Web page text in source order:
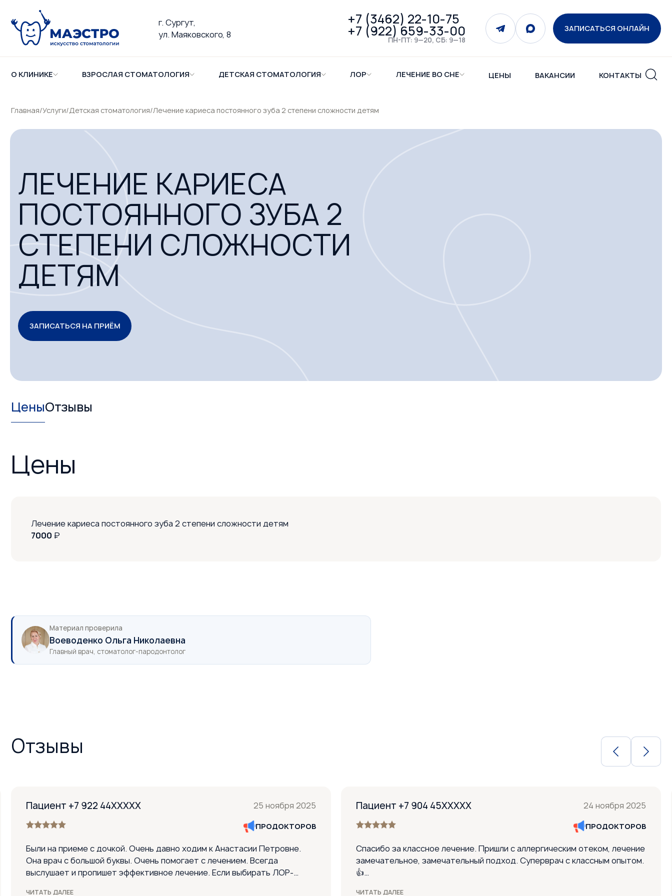
г. Сургут,
ул. Маяковского, 8
+7 (3462) 22-10-75
+7 (922) 659-33-00
ПН-ПТ: 9—20, СБ: 9—18
ЗАПИСАТЬСЯ ОНЛАЙН
О КЛИНИКЕ ВЗРОСЛАЯ СТОМАТОЛОГИЯ ДЕТСКАЯ СТОМАТОЛОГИЯ ЛОР ЛЕЧЕНИЕ ВО СНЕ ЦЕНЫ ВАКАНСИИ КОНТАКТЫ
Главная/Услуги/Детская стоматология/Лечение кариеса постоянного зуба 2 степени сложности детям
ЛЕЧЕНИЕ КАРИЕСА
ПОСТОЯННОГО ЗУБА 2
СТЕПЕНИ СЛОЖНОСТИ
ДЕТЯМ
ЗАПИСАТЬСЯ НА ПРИЁМ
ЦеныОтзывы
Цены
Лечение кариеса постоянного зуба 2 степени сложности детям
7000 ₽
Материал проверила
Воеводенко Ольга Николаевна
Главный врач, стоматолог-пародонтолог
Отзывы
Пациент +7 922 44XXXXX 25 ноября 2025
ПРОДОКТОРОВ
Были на приеме с дочкой. Очень давно ходим к Анастасии Петровне.
Она врач с большой буквы. Очень помогает с лечением. Всегда
выслушает и пропишет эффективное лечение. Если выбирать ЛОР-
ЧИТАТЬ ДАЛЕЕ
Пациент +7 904 45XXXXX 24 ноября 2025
ПРОДОКТОРОВ
Спасибо за классное лечение. Пришли с аллергическим отеком, лечение
замечательное, замечательный подход. Суперврач с классным опытом.
👍
ЧИТАТЬ ДАЛЕЕ